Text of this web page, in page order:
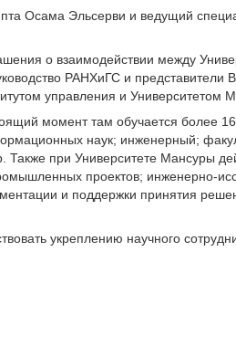
Осама Эльсерви и ведущий
о взаимодействии между
РАНХиГС и
управления и Университетом
момент там обучается более
наук; инженерный;
при Университете Мансуры
проектов; инженерно-
и поддержки принятия
укреплению научного